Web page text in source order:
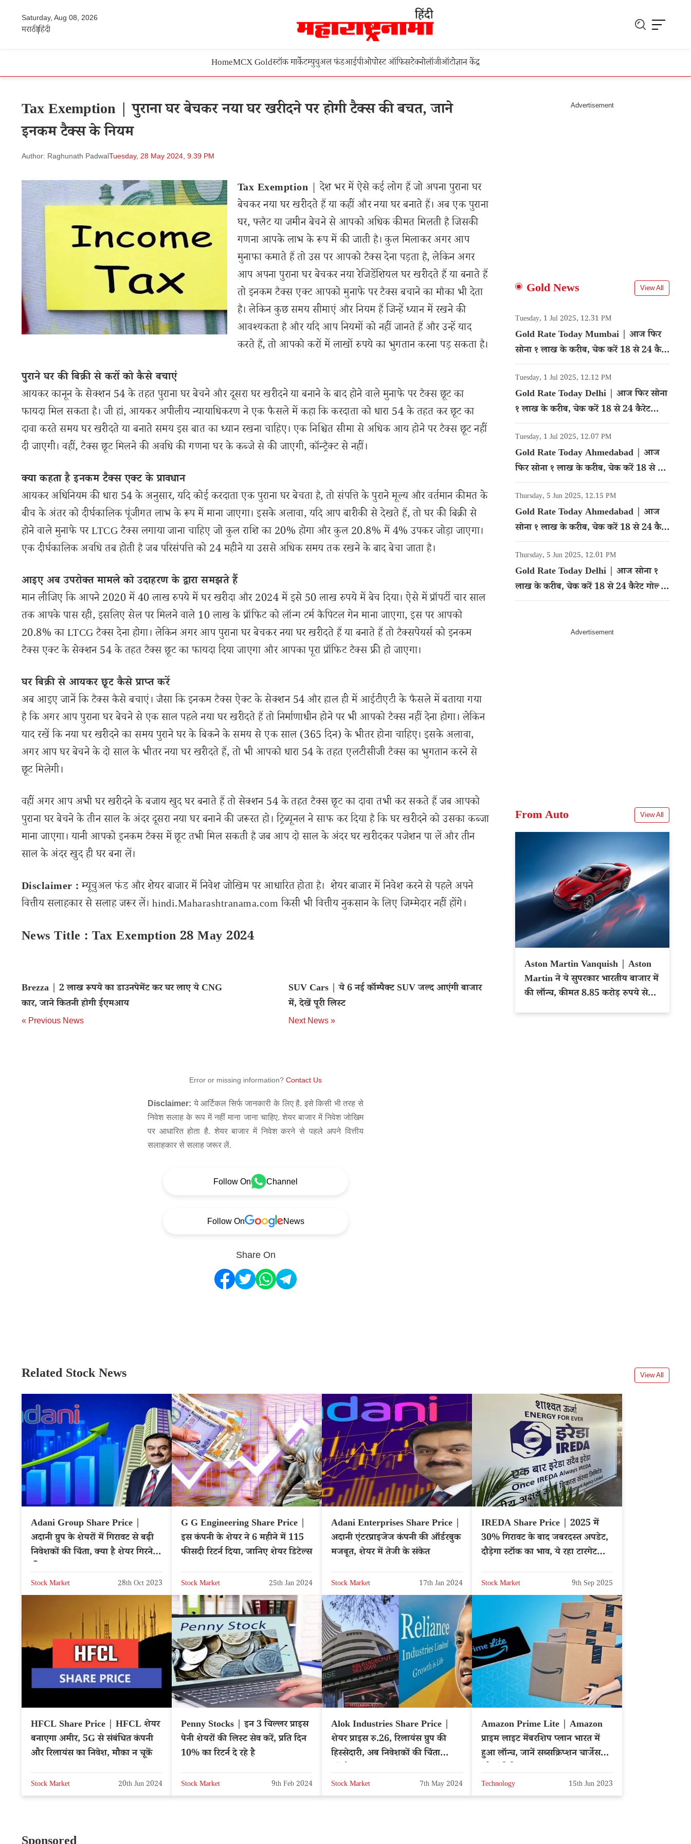
Saturday, Aug 08, 2026
मराठीहिंदी
HomeMCX Goldस्टॉक मार्केटम्युचुअल फंडआईपीओपोस्ट ऑफिसटेक्नोलॉजीऑटोज्ञान केंद्र
Tax Exemption | पुराना घर बेचकर नया घर खरीदने पर होगी टैक्स की बचत, जाने
इनकम टैक्स के नियम
Author: Raghunath PadwalTuesday, 28 May 2024, 9.39 PM
Tax Exemption | देश भर में ऐसे कई लोग हैं जो अपना पुराना घर
बेचकर नया घर खरीदते हैं या कहीं और नया घर बनाते हैं। अब एक पुराना
घर, फ्लैट या जमीन बेचने से आपको अधिक कीमत मिलती है जिसकी
गणना आपके लाभ के रूप में की जाती है। कुल मिलाकर अगर आप
मुनाफा कमाते हैं तो उस पर आपको टैक्स देना पड़ता है, लेकिन अगर
आप अपना पुराना घर बेचकर नया रेजिडेंशियल घर खरीदते हैं या बनाते हैं
तो इनकम टैक्स एक्ट आपको मुनाफे पर टैक्स बचाने का मौका भी देता
है। लेकिन कुछ समय सीमाएं और नियम हैं जिन्हें ध्यान में रखने की
आवश्यकता है और यदि आप नियमों को नहीं जानते हैं और उन्हें याद
करते हैं, तो आपको करों में लाखों रुपये का भुगतान करना पड़ सकता है।
पुराने घर की बिक्री से करों को कैसे बचाएं
आयकर कानून के सेक्शन 54 के तहत पुराना घर बेचने और दूसरा घर खरीदने या बनाने के बाद होने वाले मुनाफे पर टैक्स छूट का
फायदा मिल सकता है। जी हां, आयकर अपीलीय न्यायाधिकरण ने एक फैसले में कहा कि करदाता को धारा 54 के तहत कर छूट का
दावा करते समय घर खरीदते या बनाते समय इस बात का ध्यान रखना चाहिए। एक निश्चित सीमा से अधिक आय होने पर टैक्स छूट नहीं
दी जाएगी। वहीं, टैक्स छूट मिलने की अवधि की गणना घर के कब्जे से की जाएगी, कॉन्ट्रैक्ट से नहीं।
क्या कहता है इनकम टैक्स एक्ट के प्रावधान
आयकर अधिनियम की धारा 54 के अनुसार, यदि कोई करदाता एक पुराना घर बेचता है, तो संपत्ति के पुराने मूल्य और वर्तमान कीमत के
बीच के अंतर को दीर्घकालिक पूंजीगत लाभ के रूप में माना जाएगा। इसके अलावा, यदि आप बारीकी से देखते हैं, तो घर की बिक्री से
होने वाले मुनाफे पर LTCG टैक्स लगाया जाना चाहिए जो कुल राशि का 20% होगा और कुल 20.8% में 4% उपकर जोड़ा जाएगा।
एक दीर्घकालिक अवधि तब होती है जब परिसंपत्ति को 24 महीने या उससे अधिक समय तक रखने के बाद बेचा जाता है।
आइए अब उपरोक्त मामले को उदाहरण के द्वारा समझते हैं
मान लीजिए कि आपने 2020 में 40 लाख रुपये में घर खरीदा और 2024 में इसे 50 लाख रुपये में बेच दिया। ऐसे में प्रॉपर्टी चार साल
तक आपके पास रही, इसलिए सेल पर मिलने वाले 10 लाख के प्रॉफिट को लॉन्ग टर्म कैपिटल गेन माना जाएगा, इस पर आपको
20.8% का LTCG टैक्स देना होगा। लेकिन अगर आप पुराना घर बेचकर नया घर खरीदते हैं या बनाते हैं तो टैक्सपेयर्स को इनकम
टैक्स एक्ट के सेक्शन 54 के तहत टैक्स छूट का फायदा दिया जाएगा और आपका पूरा प्रॉफिट टैक्स फ्री हो जाएगा।
घर बिक्री से आयकर छूट कैसे प्राप्त करें
अब आइए जानें कि टैक्स कैसे बचाएं। जैसा कि इनकम टैक्स ऐक्ट के सेक्शन 54 और हाल ही में आईटीएटी के फैसले में बताया गया
है कि अगर आप पुराना घर बेचने से एक साल पहले नया घर खरीदते हैं तो निर्माणाधीन होने पर भी आपको टैक्स नहीं देना होगा। लेकिन
याद रखें कि नया घर खरीदने का समय पुराने घर के बिकने के समय से एक साल (365 दिन) के भीतर होना चाहिए। इसके अलावा,
अगर आप घर बेचने के दो साल के भीतर नया घर खरीदते हैं, तो भी आपको धारा 54 के तहत एलटीसीजी टैक्स का भुगतान करने से
छूट मिलेगी।
वहीं अगर आप अभी घर खरीदने के बजाय खुद घर बनाते हैं तो सेक्शन 54 के तहत टैक्स छूट का दावा तभी कर सकते हैं जब आपको
पुराना घर बेचने के तीन साल के अंदर दूसरा नया घर बनाने की जरूरत हो। ट्रिब्यूनल ने साफ कर दिया है कि घर खरीदने को उसका कब्जा
माना जाएगा। यानी आपको इनकम टैक्स में छूट तभी मिल सकती है जब आप दो साल के अंदर घर खरीदकर पजेशन पा लें और तीन
साल के अंदर खुद ही घर बना लें।
Disclaimer :म्यूचुअल फंड और शेयर बाजार में निवेश जोखिम पर आधारित होता है। शेयर बाजार में निवेश करने से पहले अपने
वित्तीय सलाहकार से सलाह जरूर लें। hindi.Maharashtranama.com किसी भी वित्तीय नुकसान के लिए जिम्मेदार नहीं होंगे।
News Title : Tax Exemption 28 May 2024
Brezza | 2 लाख रूपये का डाउनपेमेंट कर घर लाए ये CNG
कार, जाने कितनी होगी ईएमआय
« Previous News
SUV Cars | ये 6 नई कॉम्पैक्ट SUV जल्द आएंगी बाजार
में, देखें पूरी लिस्ट
Next News »
Error or missing information? Contact Us
Disclaimer: ये आर्टिकल सिर्फ जानकारी के लिए है. इसे किसी भी तरह से
निवेश सलाह के रूप में नहीं माना जाना चाहिए. शेयर बाजार में निवेश जोखिम
पर आधारित होता है. शेयर बाजार में निवेश करने से पहले अपने वित्तीय
सलाहकार से सलाह जरूर लें.
Follow On Channel
Follow On News
Share On
Gold News View All
Tuesday, 1 Jul 2025, 12.31 PM
Gold Rate Today Mumbai | आज फिर
सोना १ लाख के करीब, चेक करें 18 से 24 कैरेट
गोल्ड का रेट
Tuesday, 1 Jul 2025, 12.12 PM
Gold Rate Today Delhi | आज फिर सोना
१ लाख के करीब, चेक करें 18 से 24 कैरेट
गोल्ड का रेट
Tuesday, 1 Jul 2025, 12.07 PM
Gold Rate Today Ahmedabad | आज
फिर सोना १ लाख के करीब, चेक करें 18 से 24
कैरेट गोल्ड का रेट
Thursday, 5 Jun 2025, 12.15 PM
Gold Rate Today Ahmedabad | आज
सोना १ लाख के करीब, चेक करें 18 से 24 कैरेट
गोल्ड का रेट
Thursday, 5 Jun 2025, 12.01 PM
Gold Rate Today Delhi | आज सोना १
लाख के करीब, चेक करें 18 से 24 कैरेट गोल्ड
का रेट
From Auto View All
Aston Martin Vanquish | Aston
Martin ने ये सुपरकार भारतीय बाजार में
की लॉन्च, कीमत 8.85 करोड़ रुपये से
Related Stock News View All
Adani Group Share Price |
अदानी ग्रुप के शेयरों में गिरावट से बढ़ी
निवेशकों की चिंता, क्या है शेयर गिरने
Stock Market 28th Oct 2023
G G Engineering Share Price |
इस कंपनी के शेयर ने 6 महीने में 115
फीसदी रिटर्न दिया, जानिए शेयर डिटेल्स
Stock Market 25th Jan 2024
Adani Enterprises Share Price |
अदानी एंटरप्राइजेज कंपनी की ऑर्डरबुक
मजबूत, शेयर में तेजी के संकेत
Stock Market 17th Jan 2024
IREDA Share Price | 2025 में
30% गिरावट के बाद जबरदस्त अपडेट,
दौड़ेगा स्टॉक का भाव, ये रहा टारगेट
Stock Market 9th Sep 2025
HFCL Share Price | HFCL शेयर
बनाएगा अमीर, 5G से संबंधित कंपनी
और रिलायंस का निवेश, मौका न चूकें
Stock Market 20th Jun 2024
Penny Stocks | इन 3 चिल्लर प्राइस
पेनी शेयरों की लिस्ट सेव करें, प्रति दिन
10% का रिटर्न दे रहे है
Stock Market 9th Feb 2024
Alok Industries Share Price |
शेयर प्राइस रु.26, रिलायंस ग्रुप की
हिस्सेदारी, अब निवेशकों की चिंता
Stock Market 7th May 2024
Amazon Prime Lite | Amazon
प्राइम लाइट मेंबरशिप प्लान भारत में
हुआ लॉन्च, जानें सब्सक्रिप्शन चार्जेस
Technology 15th Jun 2023